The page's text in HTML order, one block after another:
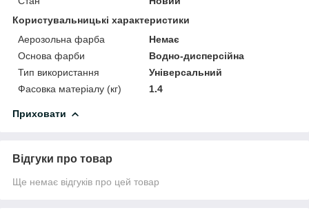
Користувальницькі характеристики
Аерозольна фарба
Немає
Основа фарби
Водно-дисперсійна
Тип використання
Універсальний
Фасовка матеріалу (кг)
1.4
Приховати
Відгуки про товар
Ще немає відгуків про цей товар